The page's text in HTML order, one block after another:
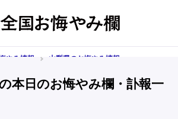
やみ情報
山梨県のお悔やみ情報
本日のお悔やみ欄・訃報一